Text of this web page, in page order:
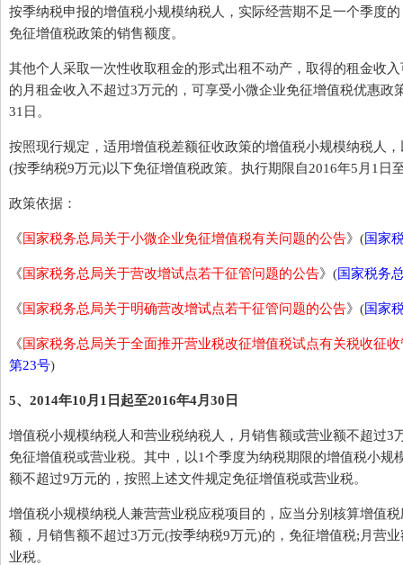
按季纳税申报的增值税小规模纳税人，实际经营期不足一个季度
免征增值税政策的销售额度。
其他个人采取一次性收取租金的形式出租不动产，取得的租金收
的月租金收入不超过3万元的，可享受小微企业免征增值税优惠政
31日。
按照现行规定，适用增值税差额征收政策的增值税小规模纳税人
(按季纳税9万元)以下免征增值税政策。执行期限自2016年5月1日
政策依据：
《 国家税务总局关于小微企业免征增值税有关问题的公告》(国家
《 国家税务总局关于营改增试点若干征管问题的公告》(国家税务
《 国家税务总局关于明确营改增试点若干征管问题的公告》(国家
《 国家税务总局关于全面推开营业税改征增值税试点有关税收征
第23号)
5、2014年10月1日起至2016年4月30日
增值税小规模纳税人和营业税纳税人，月销售额或营业额不超过3
免征增值税或营业税。其中，以1个季度为纳税期限的增值税小规
额不超过9万元的，按照上述文件规定免征增值税或营业税。
增值税小规模纳税人兼营营业税应税项目的，应当分别核算增值
额，月销售额不超过3万元(按季纳税9万元)的，免征增值税;月营
业税。